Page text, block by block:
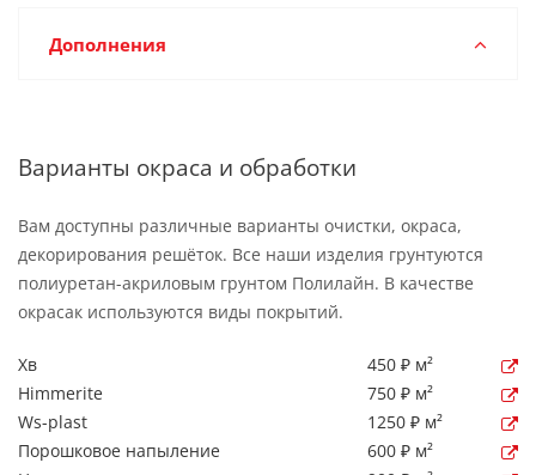
Дополнения
Варианты окраса и обработки
Вам доступны различные варианты очистки, окраса,
декорирования решёток. Все наши изделия грунтуются
полиуретан-акриловым грунтом Полилайн. В качестве
окрасак используются виды покрытий.
Хв
450 ₽ м²
Himmerite
750 ₽ м²
Ws-plast
1250 ₽ м²
Порошковое напыление
600 ₽ м²